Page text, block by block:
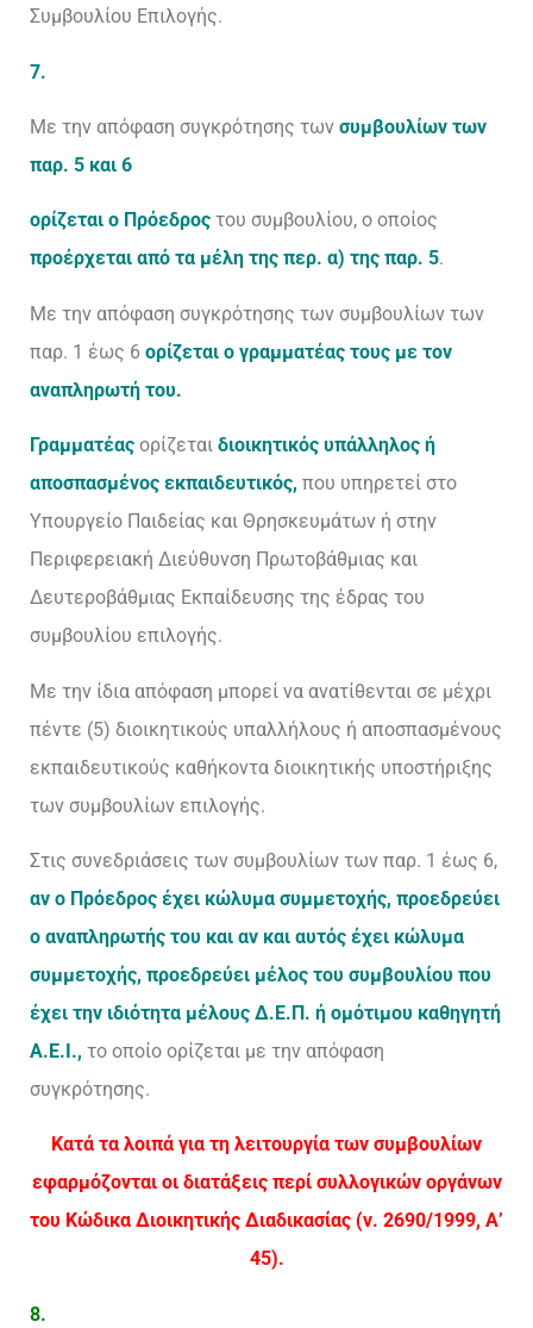
Συμβουλίου Επιλογής.
7.
Με την απόφαση συγκρότησης των συμβουλίων των
παρ. 5 και 6
ορίζεται ο Πρόεδρος του συμβουλίου, ο οποίος
προέρχεται από τα μέλη της περ. α) της παρ. 5.
Με την απόφαση συγκρότησης των συμβουλίων των
παρ. 1 έως 6 ορίζεται ο γραμματέας τους με τον
αναπληρωτή του.
Γραμματέας ορίζεται διοικητικός υπάλληλος ή
αποσπασμένος εκπαιδευτικός, που υπηρετεί στο
Υπουργείο Παιδείας και Θρησκευμάτων ή στην
Περιφερειακή Διεύθυνση Πρωτοβάθμιας και
Δευτεροβάθμιας Εκπαίδευσης της έδρας του
συμβουλίου επιλογής.
Με την ίδια απόφαση μπορεί να ανατίθενται σε μέχρι
πέντε (5) διοικητικούς υπαλλήλους ή αποσπασμένους
εκπαιδευτικούς καθήκοντα διοικητικής υποστήριξης
των συμβουλίων επιλογής.
Στις συνεδριάσεις των συμβουλίων των παρ. 1 έως 6,
αν ο Πρόεδρος έχει κώλυμα συμμετοχής, προεδρεύει
ο αναπληρωτής του και αν και αυτός έχει κώλυμα
συμμετοχής, προεδρεύει μέλος του συμβουλίου που
έχει την ιδιότητα μέλους Δ.Ε.Π. ή ομότιμου καθηγητή
Α.Ε.Ι., το οποίο ορίζεται με την απόφαση
συγκρότησης.
Κατά τα λοιπά για τη λειτουργία των συμβουλίων
εφαρμόζονται οι διατάξεις περί συλλογικών οργάνων
του Κώδικα Διοικητικής Διαδικασίας (ν. 2690/1999, Α’
45).
8.